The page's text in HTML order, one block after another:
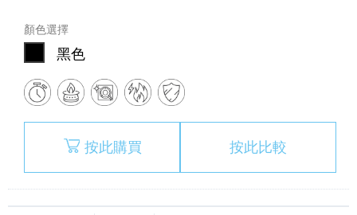
顏色選擇
黑色
按此購買 按此比較